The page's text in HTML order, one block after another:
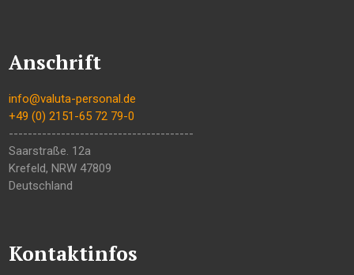
Anschrift
info@valuta-personal.de
+49 (0) 2151-65 72 79-0
---------------------------------------
Saarstraße. 12a
Krefeld,NRW 47809
Deutschland
Kontaktinfos